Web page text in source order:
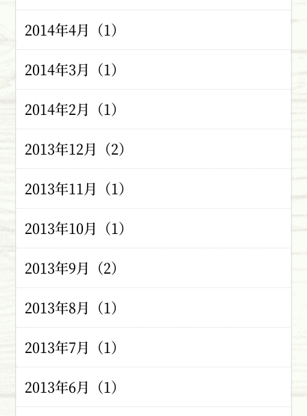
2014年4月（1）
2014年3月（1）
2014年2月（1）
2013年12月（2）
2013年11月（1）
2013年10月（1）
2013年9月（2）
2013年8月（1）
2013年7月（1）
2013年6月（1）